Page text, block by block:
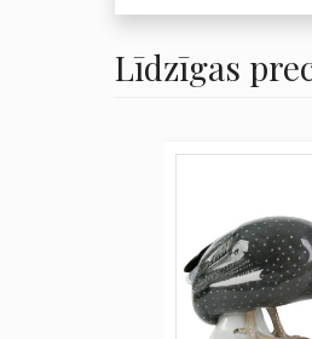
Līdzīgas